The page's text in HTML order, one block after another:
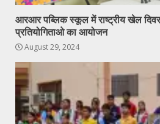
आरआर पब्लिक स्कूल में राष्ट्रीय खेल
प्रतियोगिताओ का आयोजन
August 29, 2024